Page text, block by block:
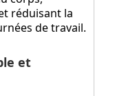
réduisant la
de travail.
et